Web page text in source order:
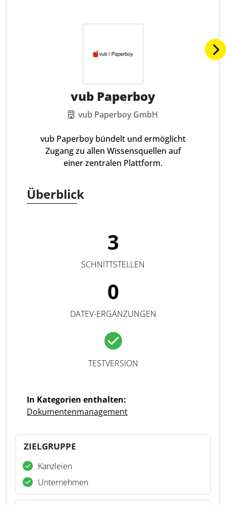
vub Paperboy
vub Paperboy GmbH
vub Paperboy bündelt und ermöglicht
Zugang zu allen Wissensquellen auf
einer zentralen Plattform.
Überblick
3
SCHNITTSTELLEN
0
DATEV-ERGÄNZUNGEN
TESTVERSION
In Kategorien enthalten:
Dokumentenmanagement
ZIELGRUPPE
Kanzleien
Unternehmen